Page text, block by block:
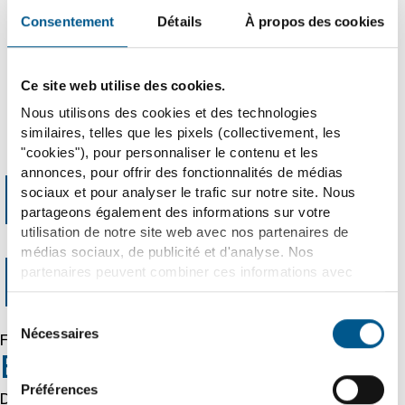
Consentement Détails À propos des cookies
Ce site web utilise des cookies.
Nous utilisons des cookies et des technologies
similaires, telles que les pixels (collectivement, les
"cookies"), pour personnaliser le contenu et les
annonces, pour offrir des fonctionnalités de médias
sociaux et pour analyser le trafic sur notre site. Nous
partageons également des informations sur votre
utilisation de notre site web avec nos partenaires de
médias sociaux, de publicité et d'analyse. Nos
partenaires peuvent combiner ces informations avec
d'autres données que vous leur avez fournies ou qu'ils
services. Nous tenons compte à cet égard de vos
préférences et ne traitons les données à des fins de
nous donnez votre consentement. Vous pouvez révoquer
du
consentement
Nécessaires
Préférences
of the Lithium Hydroxide Converter in Guben
26.08.2025
Error 403
Forbidden
Forbidden
Error 54113
Details: cache-cmh1290053-CMH 1786017701